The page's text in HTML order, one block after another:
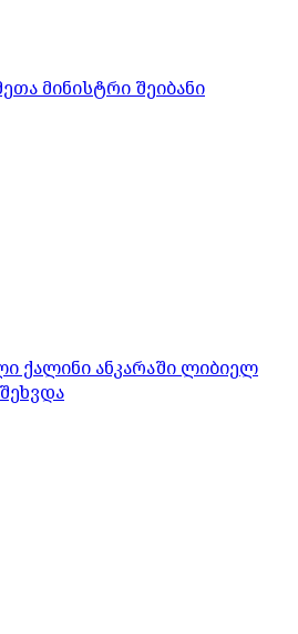
მინისტრი შეიბანი
ქალინი ანკარაში ლიბიელ